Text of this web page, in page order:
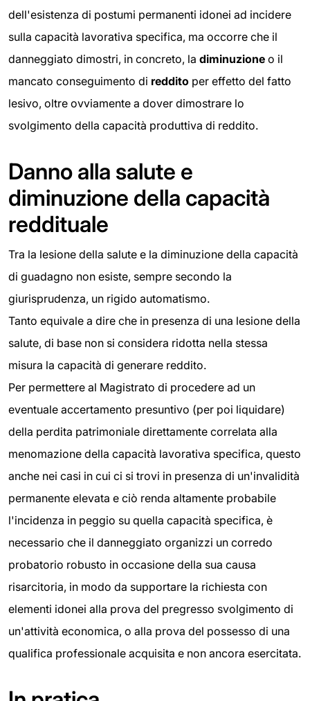
dell'esistenza di postumi permanenti idonei ad incidere
sulla capacità lavorativa specifica, ma occorre che il
danneggiato dimostri, in concreto, la diminuzione o il
mancato conseguimento di reddito per effetto del fatto
lesivo, oltre ovviamente a dover dimostrare lo
svolgimento della capacità produttiva di reddito.
Danno alla salute e
diminuzione della capacità
reddituale
Tra la lesione della salute e la diminuzione della capacità
di guadagno non esiste, sempre secondo la
giurisprudenza, un rigido automatismo.
Tanto equivale a dire che in presenza di una lesione della
salute, di base non si considera ridotta nella stessa
misura la capacità di generare reddito.
Per permettere al Magistrato di procedere ad un
eventuale accertamento presuntivo (per poi liquidare)
della perdita patrimoniale direttamente correlata alla
menomazione della capacità lavorativa specifica, questo
anche nei casi in cui ci si trovi in presenza di un'invalidità
permanente elevata e ciò renda altamente probabile
l'incidenza in peggio su quella capacità specifica, è
necessario che il danneggiato organizzi un corredo
probatorio robusto in occasione della sua causa
risarcitoria, in modo da supportare la richiesta con
elementi idonei alla prova del pregresso svolgimento di
un'attività economica, o alla prova del possesso di una
qualifica professionale acquisita e non ancora esercitata.